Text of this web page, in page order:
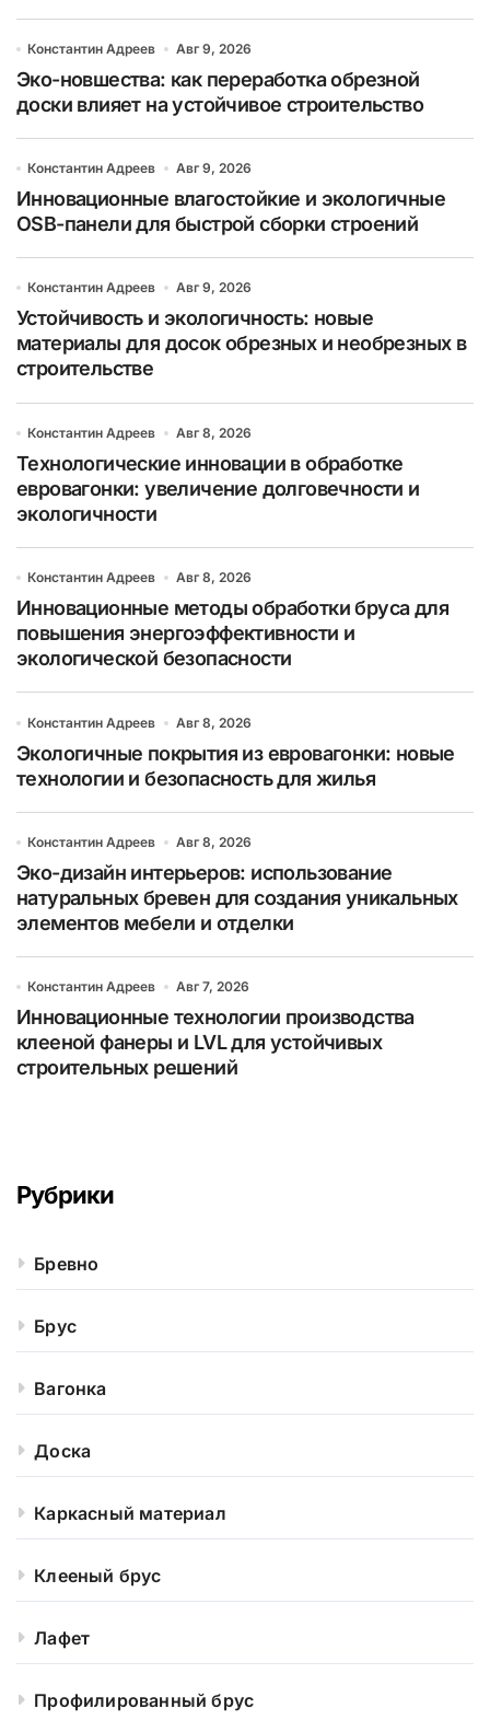
Константин Адреев Авг 9, 2026
Эко-новшества: как переработка обрезной
доски влияет на устойчивое строительство
Константин Адреев Авг 9, 2026
Инновационные влагостойкие и экологичные
OSB-панели для быстрой сборки строений
Константин Адреев Авг 9, 2026
Устойчивость и экологичность: новые
материалы для досок обрезных и необрезных в
строительстве
Константин Адреев Авг 8, 2026
Технологические инновации в обработке
евровагонки: увеличение долговечности и
экологичности
Константин Адреев Авг 8, 2026
Инновационные методы обработки бруса для
повышения энергоэффективности и
экологической безопасности
Константин Адреев Авг 8, 2026
Экологичные покрытия из евровагонки: новые
технологии и безопасность для жилья
Константин Адреев Авг 8, 2026
Эко-дизайн интерьеров: использование
натуральных бревен для создания уникальных
элементов мебели и отделки
Константин Адреев Авг 7, 2026
Инновационные технологии производства
клееной фанеры и LVL для устойчивых
строительных решений
Рубрики
Бревно
Брус
Вагонка
Доска
Каркасный материал
Клееный брус
Лафет
Профилированный брус